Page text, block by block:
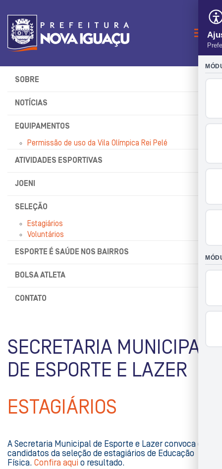
SOBRE
NOTÍCIAS
EQUIPAMENTOS
Permissão de uso da Vila Olímpica Rei Pelé
ATIVIDADES ESPORTIVAS
JOENI
SELEÇÃO
Estagiários
Voluntários
ESPORTE É SAÚDE NOS BAIRROS
BOLSA ATLETA
CONTATO
SECRETARIA MUNICIPAL
DE ESPORTE E LAZER
ESTAGIÁRIOS
A Secretaria Municipal de Esporte e Lazer convoca os
candidatos da seleção de estagiários de Educação
Física. Confira aqui o resultado.